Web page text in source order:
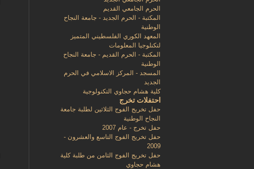
الحرم الجامعي القديم
المكتبة - الحرم الجديد - جامعة النجاح
الوطنية
المعهد الكوري الفلسطيني المتميز
لتكنلوجيا المعلومات
المكتبة - الحرم القديم - جامعة النجاح
الوطنية
المسجد - المركز الاسلامي في الحرم
الجديد
كلية هشام حجاوي التكنولوجية
احتفلات تخرج
حفل تخريج الفوج الثلاثين لطلبة جامعة
النجاح الوطنية
حفل تخرج - عام 2007
حفل تخريج الفوج التاسع والعشرون -
2009
حفل تخريج الفوج الثامن من طلبة كلية
هشام حجاوي